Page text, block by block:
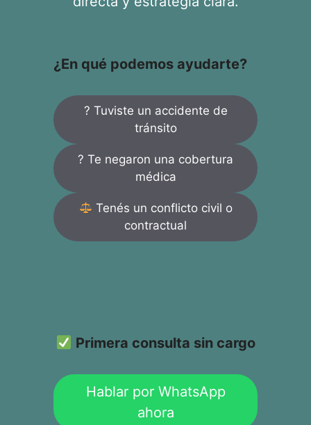
¿En qué podemos ayudarte?
? Tuviste un accidente de
tránsito
? Te negaron una cobertura
médica
Tenés un conflicto civil o
contractual
Primera consulta sin cargo
Hablar por WhatsApp
ahora